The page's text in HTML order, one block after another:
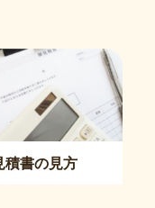
積書の見方